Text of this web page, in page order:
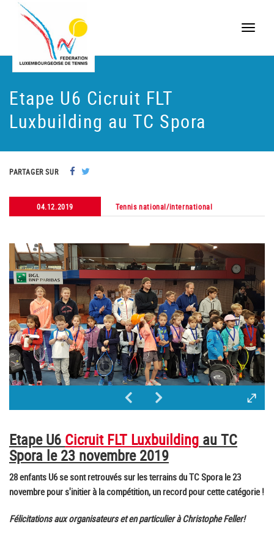
Toggle
Etape U6 Cicruit FLT
Luxbuilding au TC Spora
PARTAGER SUR
04.12.2019 Tennis national/international
Etape U6 Cicruit FLT Luxbuilding au TC
Spora le 23 novembre 2019
28 enfants U6 se sont retrouvés sur les terrains du TC Spora le 23
novembre pour s'initier à la compétition, un record pour cette catégorie !
Félicitations aux organisateurs et en particulier à Christophe Feller!